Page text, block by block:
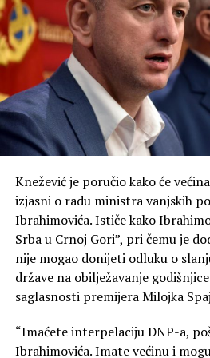
svima drugima priznaje. Ne
kakvu je vodio bivši režim“, kazao
On je rekao da za njega politika
drže u rovovima, nego da se iz
„Ponekad je najveća snaga da u
postanemo ono protiv čega se
pravoslavnoj crkvi“, kazao je
On je podsjetio na veliku ulogu
Amfilohija, ističući njegov
sabornosti i duhovnosti Crne
„Da li danas mi, potomci velikih
krenemo naprijed – moramo“,
Knežević je poručio kako će
izjasni o radu ministra vanjskih
Ibrahimovića. Ističe kako
Srba u Crnoj Gori”, pri čemu je
nije mogao donijeti odluku o
države na obilježavanje godišnjice
saglasnosti premijera Milojka
“Imaćete interpelaciju DNP-a,
Ibrahimovića. Imate većinu i